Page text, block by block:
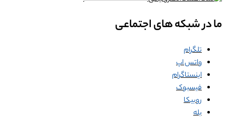
ما در شبکه های اجتماعی
تلگرام
واتس اپ
اینستاگرام
فیسبوک
روبیکا
بله